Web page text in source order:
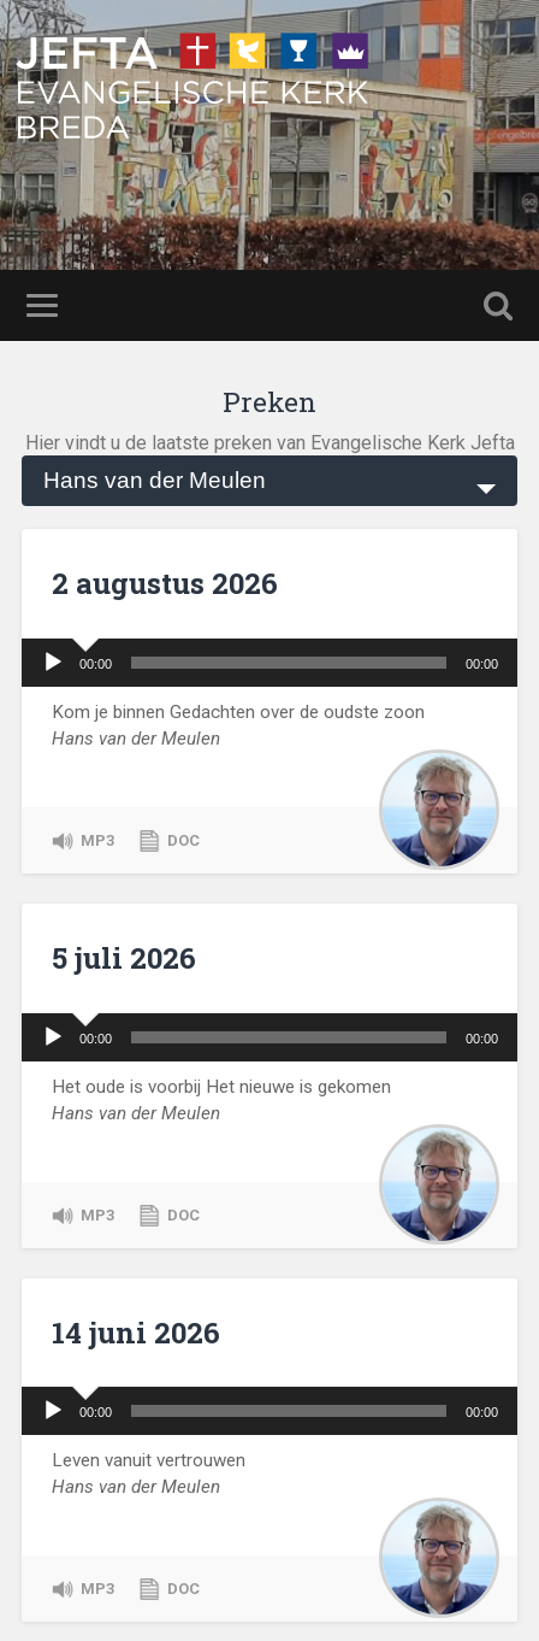
Preken
Hier vindt u de laatste preken van Evangelische Kerk Jefta
2 augustus 2026
Audiospeler
00:00 00:00
Kom je binnen Gedachten over de oudste zoon
Hans van der Meulen
MP3 DOC
5 juli 2026
Audiospeler
00:00 00:00
Het oude is voorbij Het nieuwe is gekomen
Hans van der Meulen
MP3 DOC
14 juni 2026
Audiospeler
00:00 00:00
Leven vanuit vertrouwen
Hans van der Meulen
MP3 DOC